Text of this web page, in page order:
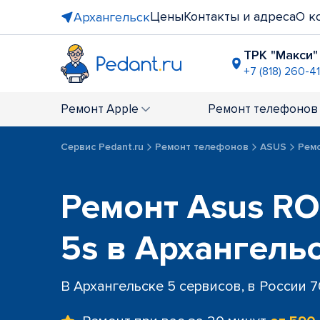
АрхангельскЦеныКонтакты и адресаО
ТРК "Макси"
+7 (818) 260-
+7 (818)
Ремонт Apple Ремонт телефонов
Сервис Pedant.ru Ремонт телефонов ASUS
Ремонт Asus
5s в
В Архангельске 5 сервисов, в России